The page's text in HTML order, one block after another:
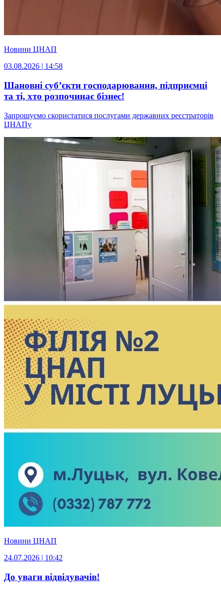
Новини ЦНАП
03.08.2026 | 14:58
Шановні суб’єкти господарювання, підприємці
та ті, хто розпочинає бізнес!
Запрошуємо скористатися послугами державних реєстраторів
ЦНАПу
Новини ЦНАП
24.07.2026 | 10:42
До уваги відвідувачів!